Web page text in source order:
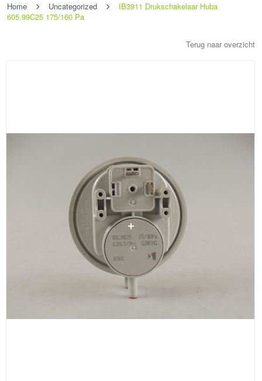
Home Uncategorized
IB3911 Drukschakelaar Huba
605.99C25 175/160 Pa
Terug naar overzicht